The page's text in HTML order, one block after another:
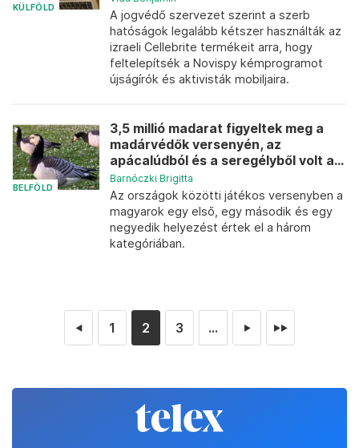
KÜLFÖLD
A jogvédő szervezet szerint a szerb
hatóságok legalább kétszer használták az
izraeli Cellebrite termékeit arra, hogy
feltelepítsék a Novispy kémprogramot
újságírók és aktivisták mobiljaira.
BELFÖLD
3,5 millió madarat figyeltek meg a
madárvédők versenyén, az
apácalúdból és a seregélyből volt a...
Barnóczki Brigitta
Az országok közötti játékos versenyben a
magyarok egy első, egy második és egy
negyedik helyezést értek el a három
kategóriában.
◄ 1 2 3 ... ► ►►